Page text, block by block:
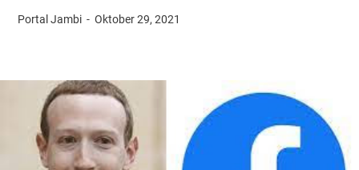
Portal Jambi Oktober 29, 2021